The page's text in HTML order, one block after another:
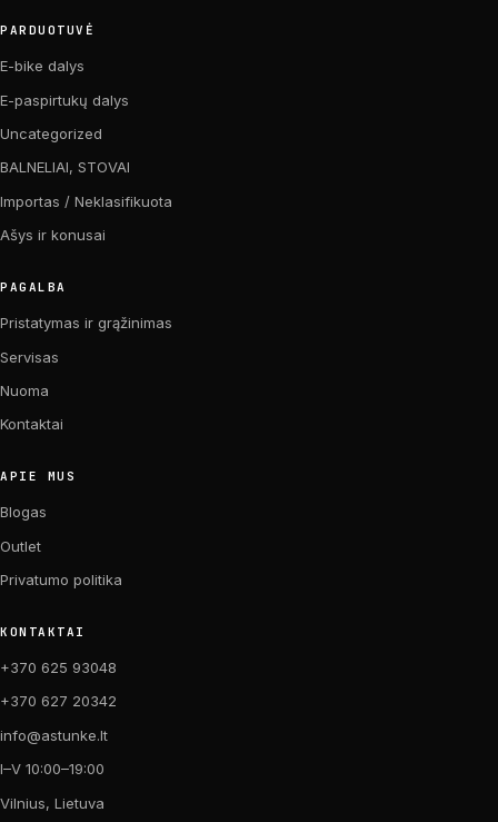
PARDUOTUVĖ
E-bike dalys
E-paspirtukų dalys
Uncategorized
BALNELIAI, STOVAI
Importas / Neklasifikuota
Ašys ir konusai
PAGALBA
Pristatymas ir grąžinimas
Servisas
Nuoma
Kontaktai
APIE MUS
Blogas
Outlet
Privatumo politika
KONTAKTAI
+370 625 93048
+370 627 20342
info@astunke.lt
I–V 10:00–19:00
Vilnius, Lietuva